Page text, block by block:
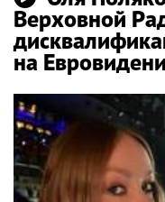
Верховной
на